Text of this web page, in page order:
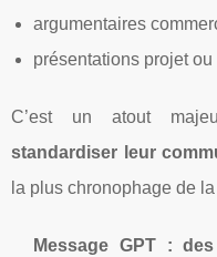
argumentaires
présentations projet ou
C’est un atout
standardiser leur
la plus chronophage de
Message GPT :